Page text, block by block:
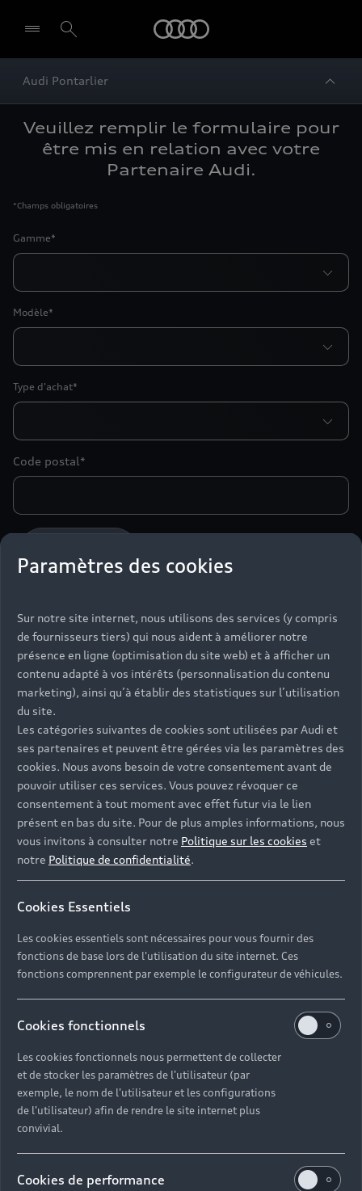
Paramètres des cookies
Sur notre site internet, nous utilisons des services (y compris
de fournisseurs tiers) qui nous aident à améliorer notre
présence en ligne (optimisation du site web) et à afficher un
contenu adapté à vos intérêts (personnalisation du contenu
marketing), ainsi qu’à établir des statistiques sur l’utilisation
du site.
Les catégories suivantes de cookies sont utilisées par Audi et
ses partenaires et peuvent être gérées via les paramètres des
cookies. Nous avons besoin de votre consentement avant de
pouvoir utiliser ces services. Vous pouvez révoquer ce
consentement à tout moment avec effet futur via le lien
présent en bas du site. Pour de plus amples informations, nous
vous invitons à consulter notre Politique sur les cookies et
notre Politique de confidentialité.
Cookies Essentiels
Les cookies essentiels sont nécessaires pour vous fournir des
fonctions de base lors de l'utilisation du site internet. Ces
fonctions comprennent par exemple le configurateur de véhicules.
Cookies fonctionnels
Les cookies fonctionnels nous permettent de collecter
et de stocker les paramètres de l'utilisateur (par
exemple, le nom de l'utilisateur et les configurations
de l'utilisateur) afin de rendre le site internet plus
convivial.
Cookies de performance
Audi Pontarlier
Veuillez remplir le formulaire pour
être mis en relation avec votre
Partenaire Audi.
*Champs obligatoires
Gamme*
Modèle*
Type d'achat*
Code postal*
Monsieur
Nom*
Prénom*
Adresse e-mail*
Téléphone*
commerciales et des invitations à des événements
I would like to receive the newsletter.
J’accepte de recevoir de la part de Volkswagen Group France et de ses partenaires**,
des offres commerciales y compris des offres personnalisées en fonction de mes
des véhicules des marques du groupe, Volkswagen Bank GmbH, et Volkswagen
Financial Services S.A.